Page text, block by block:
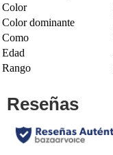
Color
Color dominante
Como
Edad
Rango